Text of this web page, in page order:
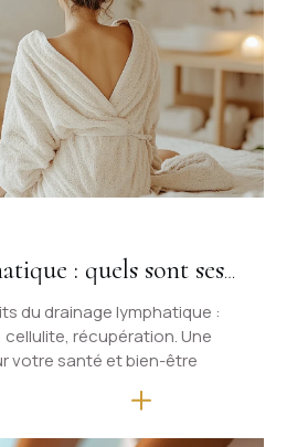
: quels sont ses
?
du drainage lymphatique :
récupération. Une
votre santé et bien-être